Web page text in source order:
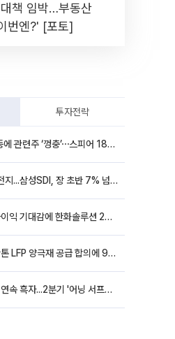
책 임박…부동산
번엔?' [포토]
투자전략
스페이스X 주가 반등에 관련주 ‘껑충’⋯스피어 18%ㆍ에이치브이엠 12%↑
반도체 온기 탄 2차전지...삼성SDI, 장 초반 7% 넘게 껑충
美 태양광 관세 반사이익 기대감에 한화솔루션 20%대·OCI홀딩스 14%대 급등
포스코퓨처엠, 19만톤 LFP 양극재 공급 합의에 9%대 강세
고려아연, 106분기 연속 흑자...2분기 '어닝 서프라이즈'에 장 초반 12%대 강세